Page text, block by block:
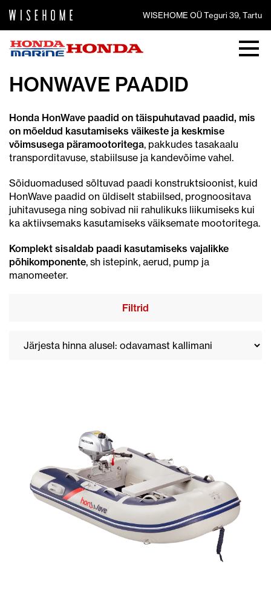
WISEHOME OÜ Teguri 39, Tartu
HONWAVE PAADID
Honda HonWave paadid on täispuhutavad paadid, mis
on mõeldud kasutamiseks väikeste ja keskmise
võimsusega päramootoritega, pakkudes tasakaalu
transporditavuse, stabiilsuse ja kandevõime vahel.
Sõiduomadused sõltuvad paadi konstruktsioonist, kuid
HonWave paadid on üldiselt stabiilsed, prognoositava
juhitavusega ning sobivad nii rahulikuks liikumiseks kui
ka aktiivsemaks kasutamiseks väiksemate mootoritega.
Komplekt sisaldab paadi kasutamiseks vajalikke
põhikomponente, sh istepink, aerud, pump ja
manomeeter.
Filtrid